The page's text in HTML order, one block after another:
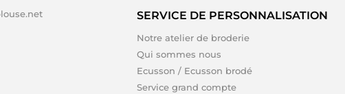
SERVICE DE PERSONNALISATION
Notre atelier de broderie
Qui sommes nous
Ecusson / Ecusson brodé
Service grand compte